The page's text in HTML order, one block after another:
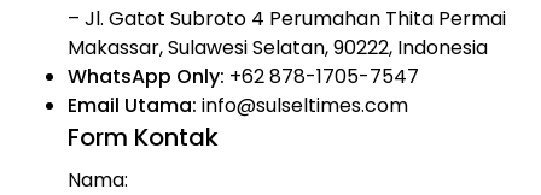
– Jl. Gatot Subroto 4 Perumahan Thita Permai
Makassar, Sulawesi Selatan, 90222, Indonesia
WhatsApp Only: +62 878-1705-7547
Email Utama: info@sulseltimes.com
Form Kontak
Nama: